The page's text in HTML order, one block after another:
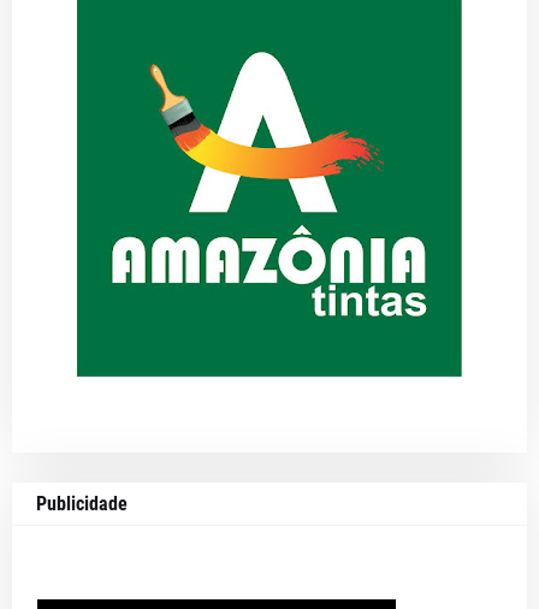
Publicidade